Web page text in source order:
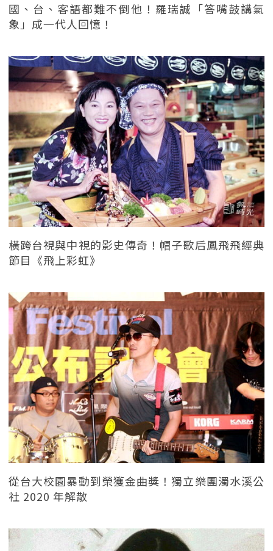
國、台、客語都難不倒他！羅瑞誠「答嘴鼓講氣
象」成一代人回憶！
橫跨台視與中視的影史傳奇！帽子歌后鳳飛飛經典
節目《飛上彩虹》
從台大校園暴動到榮獲金曲獎！獨立樂團濁水溪公
社 2020 年解散